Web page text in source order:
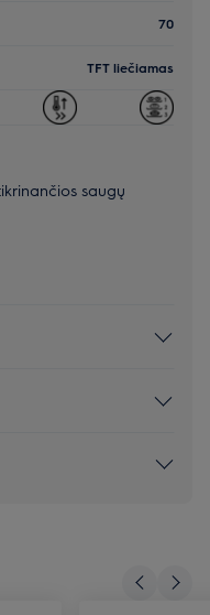
70
TFT liečiamas
saugų